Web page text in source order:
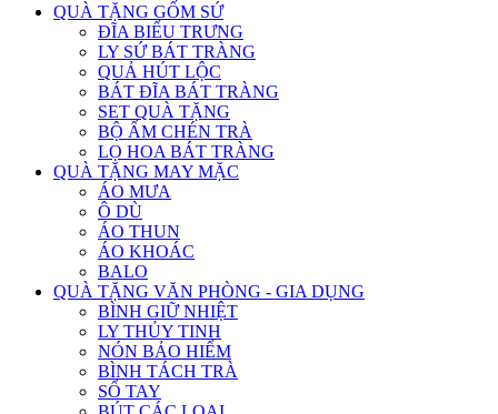
QUÀ TẶNG GỐM SỨ
ĐĨA BIỂU TRƯNG
LY SỨ BÁT TRÀNG
QUẢ HÚT LỘC
BÁT ĐĨA BÁT TRÀNG
SET QUÀ TẶNG
BỘ ẤM CHÉN TRÀ
LỌ HOA BÁT TRÀNG
QUÀ TẶNG MAY MẶC
ÁO MƯA
Ô DÙ
ÁO THUN
ÁO KHOÁC
BALO
QUÀ TẶNG VĂN PHÒNG - GIA DỤNG
BÌNH GIỮ NHIỆT
LY THỦY TINH
NÓN BẢO HIỂM
BÌNH TÁCH TRÀ
SỔ TAY